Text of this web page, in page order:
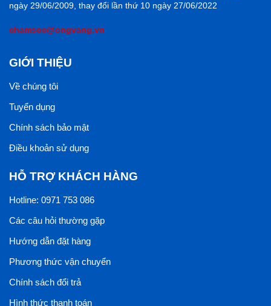
ngày 29/06/2009, thay đổi lần thứ 10 ngày 27/06/2022
chamsoc@ongvang.vn
GIỚI THIỆU
Về chúng tôi
Tuyển dụng
Chính sách bảo mật
Điều khoản sử dụng
HỖ TRỢ KHÁCH HÀNG
Hotline: 0971 753 086
Các câu hỏi thường gặp
Hướng dẫn đặt hàng
Phương thức vận chuyển
Chính sách đổi trả
Hình thức thanh toán